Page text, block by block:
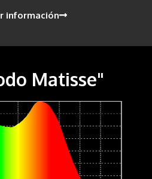
información
Matisse"